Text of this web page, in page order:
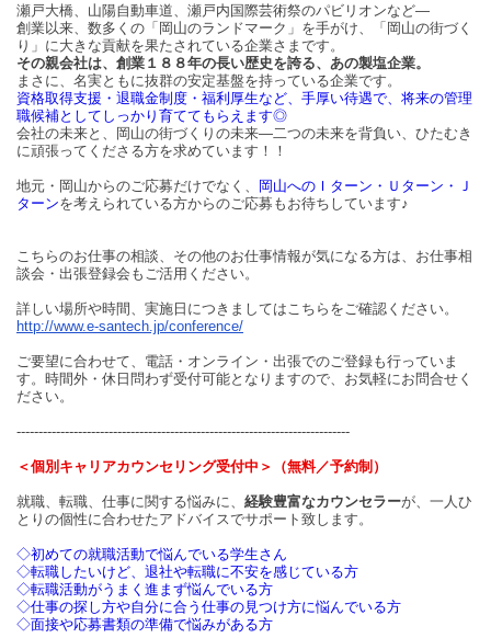
瀬戸大橋、山陽自動車道、瀬戸内国際芸術祭のパビリオンなど―
創業以来、数多くの「岡山のランドマーク」を手がけ、「岡山の街づく
り」に大きな貢献を果たされている企業さまです。
その親会社は、創業１８８年の長い歴史を誇る、あの製塩企業。
まさに、名実ともに抜群の安定基盤を持っている企業です。
資格取得支援・退職金制度・福利厚生など、手厚い待遇で、将来の管理
職候補としてしっかり育ててもらえます◎
会社の未来と、岡山の街づくりの未来―二つの未来を背負い、ひたむき
に頑張ってくださる方を求めています！！
地元・岡山からのご応募だけでなく、
岡山へのＩターン・Ｕターン・Ｊ
ターンを考えられている方からのご応募もお待ちしています♪
こちらのお仕事の相談、その他のお仕事情報が気になる方は、お仕事相
談会・出張登録会もご活用ください。
詳しい場所や時間、実施日につきましてはこちらをご確認ください。
http://www.e-santech.jp/conference/
ご要望に合わせて、電話・オンライン・出張でのご登録も行っていま
す。時間外・休日問わず受付可能となりますので、お気軽にお問合せく
ださい。
----------------------------------------------------------------------------
＜個別キャリアカウンセリング受付中＞（無料／予約制）
就職、転職、仕事に関する悩みに、 経験豊富なカウンセラーが、一人ひ
とりの個性に合わせたアドバイスでサポート致します。
◇初めての就職活動で悩んでいる学生さん
◇転職したいけど、退社や転職に不安を感じている方
◇転職活動がうまく進まず悩んでいる方
◇仕事の探し方や自分に合う仕事の見つけ方に悩んでいる方
◇面接や応募書類の準備で悩みがある方